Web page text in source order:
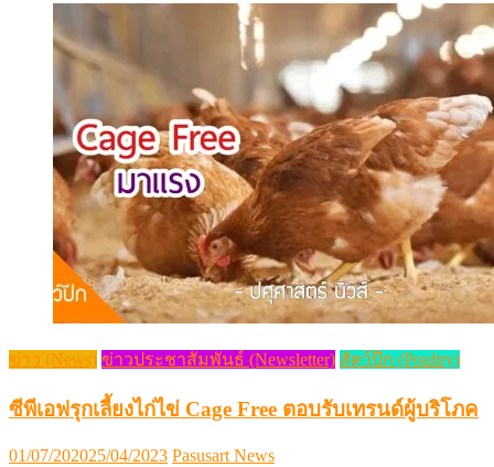
ข่าว (News) ข่าวประชาสัมพันธ์ (Newsletter) สัตว์ปีก (Poultry)
ซีพีเอฟรุกเลี้ยงไก่ไข่ Cage Free ตอบรับเทรนด์ผู้บริโภค
Posted
01/07/202025/04/2023 Author
Pasusart News